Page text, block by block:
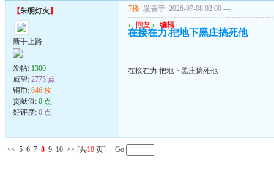
【朱明灯火 】
新手上路
发帖: 1300
威望: 2775 点
铜币: 646 枚
贡献值: 0 点
好评度: 0 点
7楼 发表于: 2026-07-08 02:00 ---
u 回复 u 编辑 u
在接在力.把地下黑庄搞死他
在接在力.把地下黑庄搞死他
<< 5 6 7 8 9 10 >> [共10 页] Go